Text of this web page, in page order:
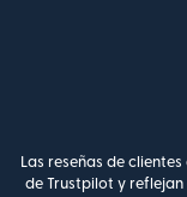
Las reseñas de
de Trustpilot y reflejan